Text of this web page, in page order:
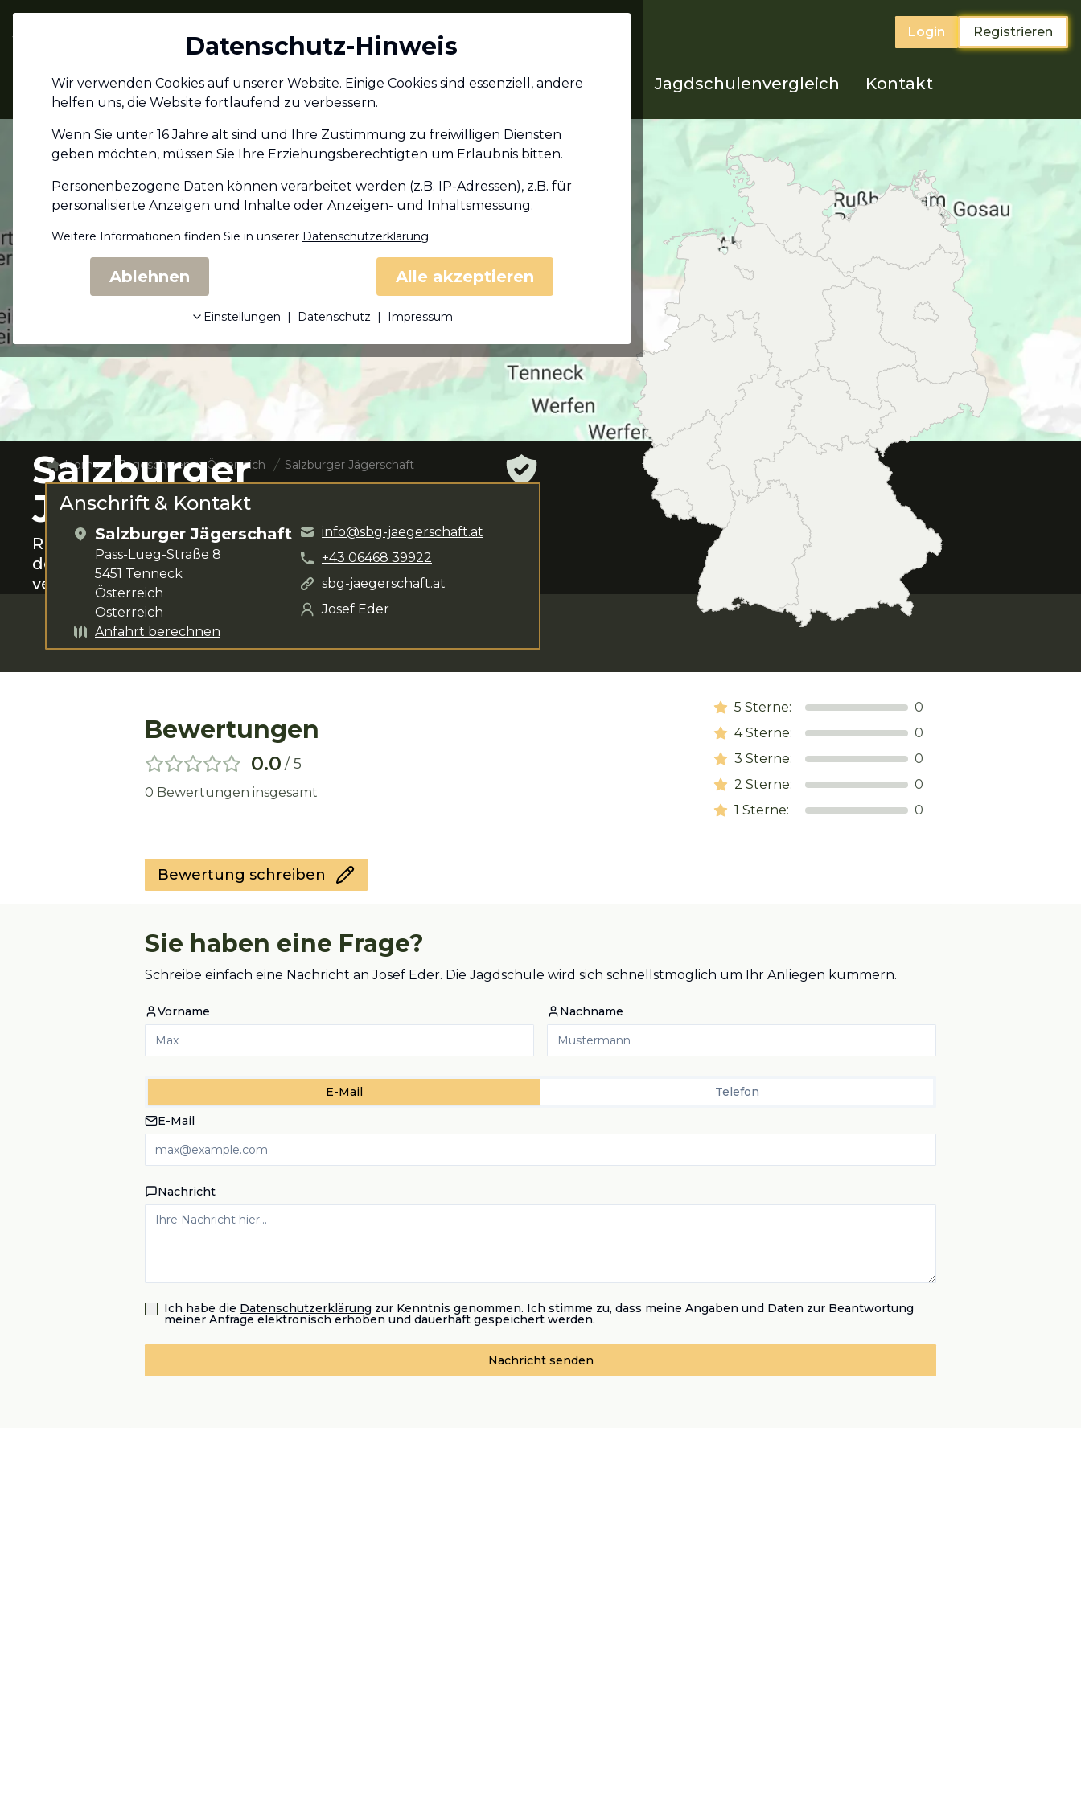
Login Registrieren
Alle Infos zum
Jagdschein
Jagdschein in deinem
Bundesland
Jagdschulenvergleich Kontakt
Salzburger
Jägerschaft
Rund umTenneck das Jagen lernen.Josef Edersteht dir für
deine Anliegen zur Verfügung. Das Kursangebot umfasst
verschiedenste Kurse
Home Jagdschulen inÖsterreich Salzburger Jägerschaft
Anschrift & Kontakt
Salzburger Jägerschaft
Pass-Lueg-Straße 8
5451 Tenneck
Österreich
Österreich
Anfahrt berechnen
info@sbg-jaegerschaft.at
+43 06468 39922
sbg-jaegerschaft.at
Josef Eder
Bewertungen
0.0 / 5
0 Bewertungen insgesamt
5 Sterne:
0
4Sterne:
0
3 Sterne:
0
2 Sterne:
0
1 Sterne: 0
Bewertung schreiben
Sie haben eine Frage?
Schreibe einfach eine Nachricht an Josef Eder. Die Jagdschule wird sich schnellstmöglich um Ihr Anliegen kümmern.
Vorname Nachname
E-Mail
Telefon
E-Mail
Nachricht
Ich habe die Datenschutzerklärung zur Kenntnis genommen. Ich stimme zu, dass meine Angaben und Daten zur Beantwortung
meiner Anfrage elektronisch erhoben und dauerhaft gespeichert werden.
Nachricht senden
Datenschutz-Hinweis
Wir verwenden Cookies auf unserer Website. Einige Cookies sind essenziell, andere
helfen uns, die Website fortlaufend zu verbessern.
Wenn Sie unter 16 Jahre alt sind und Ihre Zustimmung zu freiwilligen Diensten
geben möchten, müssen Sie Ihre Erziehungs­berechtigten um Erlaubnis bitten.
Personenbezogene Daten können verarbeitet werden (z.B. IP-Adressen), z.B. für
personalisierte Anzeigen und Inhalte oder Anzeigen- und Inhaltsmessung.
Weitere Informationen finden Sie in unserer Datenschutzerklärung.
Ablehnen Alle akzeptieren
Einstellungen | Datenschutz | Impressum